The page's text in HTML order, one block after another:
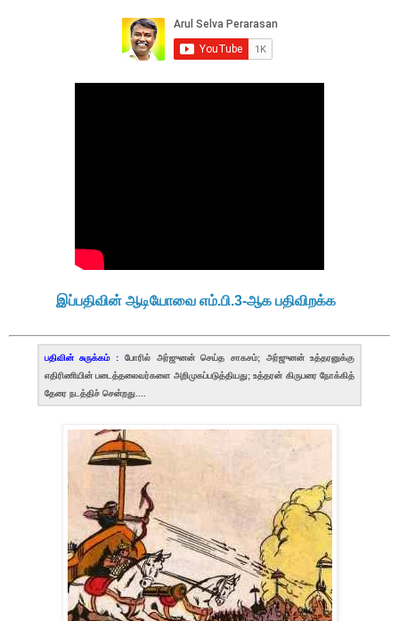
இப்பதிவின் ஆடியோவை எம்.பி.3-ஆக பதிவிறக்க
பதிவின் சுருக்கம் : போரில் அர்ஜுனன் செய்த சாகசம்; அர்ஜுனன் உத்தரனுக்கு
எதிரிணியின் படைத்தலைவர்களை அறிமுகப்படுத்தியது; உத்தரன் கிருபரை நோக்கித்
தேரை நடத்திச் சென்றது....